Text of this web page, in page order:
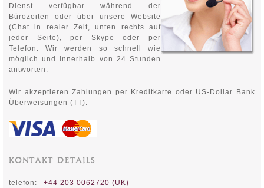
Dienst verfügbar während der
Bürozeiten oder über unsere Website
(Chat in realer Zeit, unten rechts auf
jeder Seite), per Skype oder per
Telefon. Wir werden so schnell wie
möglich und innerhalb von 24 Stunden
antworten.
Wir akzeptieren Zahlungen per Kreditkarte oder US-Dollar Bank
Überweisungen (TT).
KONTAKT DETAILS
telefon:
+44 203 0062720 (UK)